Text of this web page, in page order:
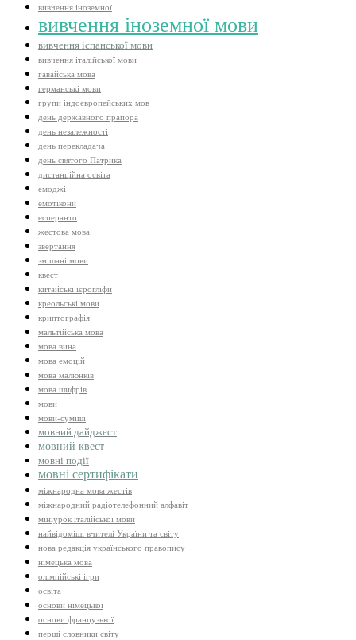
вивчення іноземної
вивчення іноземної мови
вивчення іспанської мови
вивчення італійської мови
гавайська мова
германські мови
групи індоєвропейських мов
день державного прапора
день незалежності
день перекладача
день святого Патрика
дистанційна освіта
емоджі
емотікони
есперанто
жестова мова
звертання
змішані мови
квест
китайські ієрогліфи
креольські мови
криптографія
мальтійська мова
мова вина
мова емоцій
мова малюнків
мова шифрів
мови
мови-суміші
мовний дайджест
мовний квест
мовні події
мовні сертифікати
міжнародна мова жестів
міжнародний радіотелефонний алфавіт
мініурок італійської мови
найвідоміші вчителі України та світу
нова редакція українського правопису
німецька мова
олімпійські ігри
освіта
основи німецької
основи французької
перші словники світу